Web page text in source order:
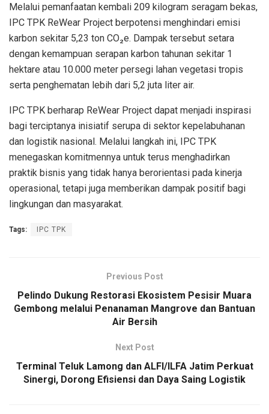
Melalui pemanfaatan kembali 209 kilogram seragam bekas,
IPC TPK ReWear Project berpotensi menghindari emisi
karbon sekitar 5,23 ton CO₂e. Dampak tersebut setara
dengan kemampuan serapan karbon tahunan sekitar 1
hektare atau 10.000 meter persegi lahan vegetasi tropis
serta penghematan lebih dari 5,2 juta liter air.
IPC TPK berharap ReWear Project dapat menjadi inspirasi
bagi terciptanya inisiatif serupa di sektor kepelabuhanan
dan logistik nasional. Melalui langkah ini, IPC TPK
menegaskan komitmennya untuk terus menghadirkan
praktik bisnis yang tidak hanya berorientasi pada kinerja
operasional, tetapi juga memberikan dampak positif bagi
lingkungan dan masyarakat.
Tags: IPC TPK
Previous Post
Pelindo Dukung Restorasi Ekosistem Pesisir Muara
Gembong melalui Penanaman Mangrove dan Bantuan
Air Bersih
Next Post
Terminal Teluk Lamong dan ALFI/ILFA Jatim Perkuat
Sinergi, Dorong Efisiensi dan Daya Saing Logistik